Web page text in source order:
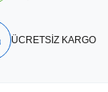
ÜCRETSİZ KARGO